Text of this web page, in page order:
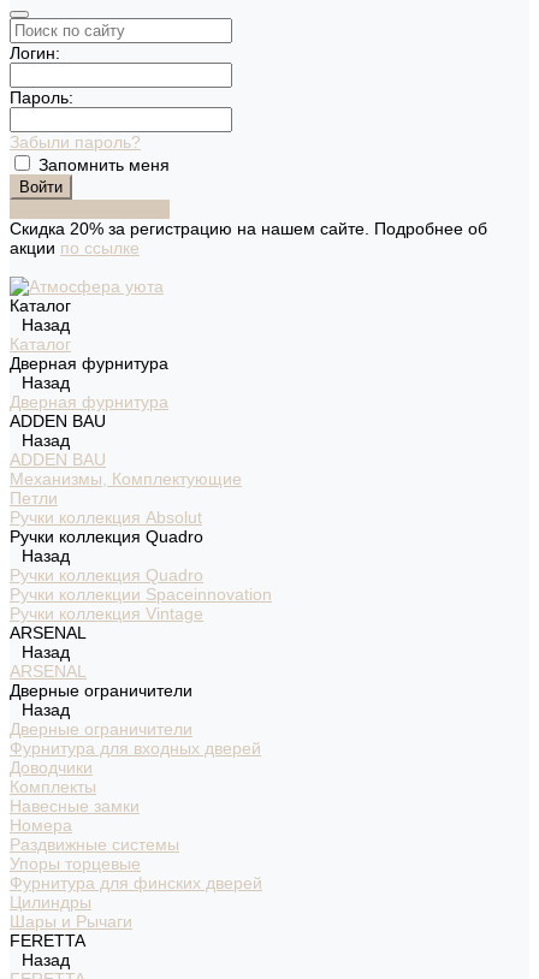
Логин:
Пароль:
Забыли пароль?
Запомнить меня
Скидка 20% за регистрацию на нашем сайте. Подробнее об
акции по ссылке
Каталог
Назад
Каталог
Дверная фурнитура
Назад
Дверная фурнитура
ADDEN BAU
Назад
ADDEN BAU
Механизмы, Комплектующие
Петли
Ручки коллекция Absolut
Ручки коллекция Quadro
Назад
Ручки коллекция Quadro
Ручки коллекции Spaceinnovation
Ручки коллекция Vintage
ARSENAL
Назад
ARSENAL
Дверные ограничители
Назад
Дверные ограничители
Фурнитура для входных дверей
Доводчики
Комплекты
Навесные замки
Номера
Раздвижные системы
Упоры торцевые
Фурнитура для финских дверей
Цилиндры
Шары и Рычаги
FERETTA
Назад